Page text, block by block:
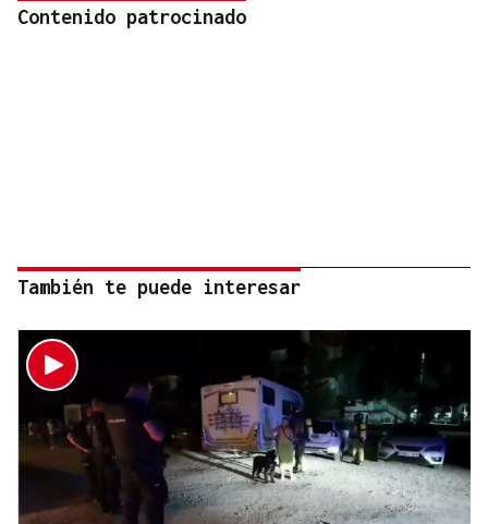
Contenido patrocinado
También te puede interesar